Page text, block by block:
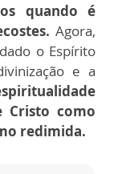
quando é
Agora,
o Espírito
e a
Cristo como
redimida.